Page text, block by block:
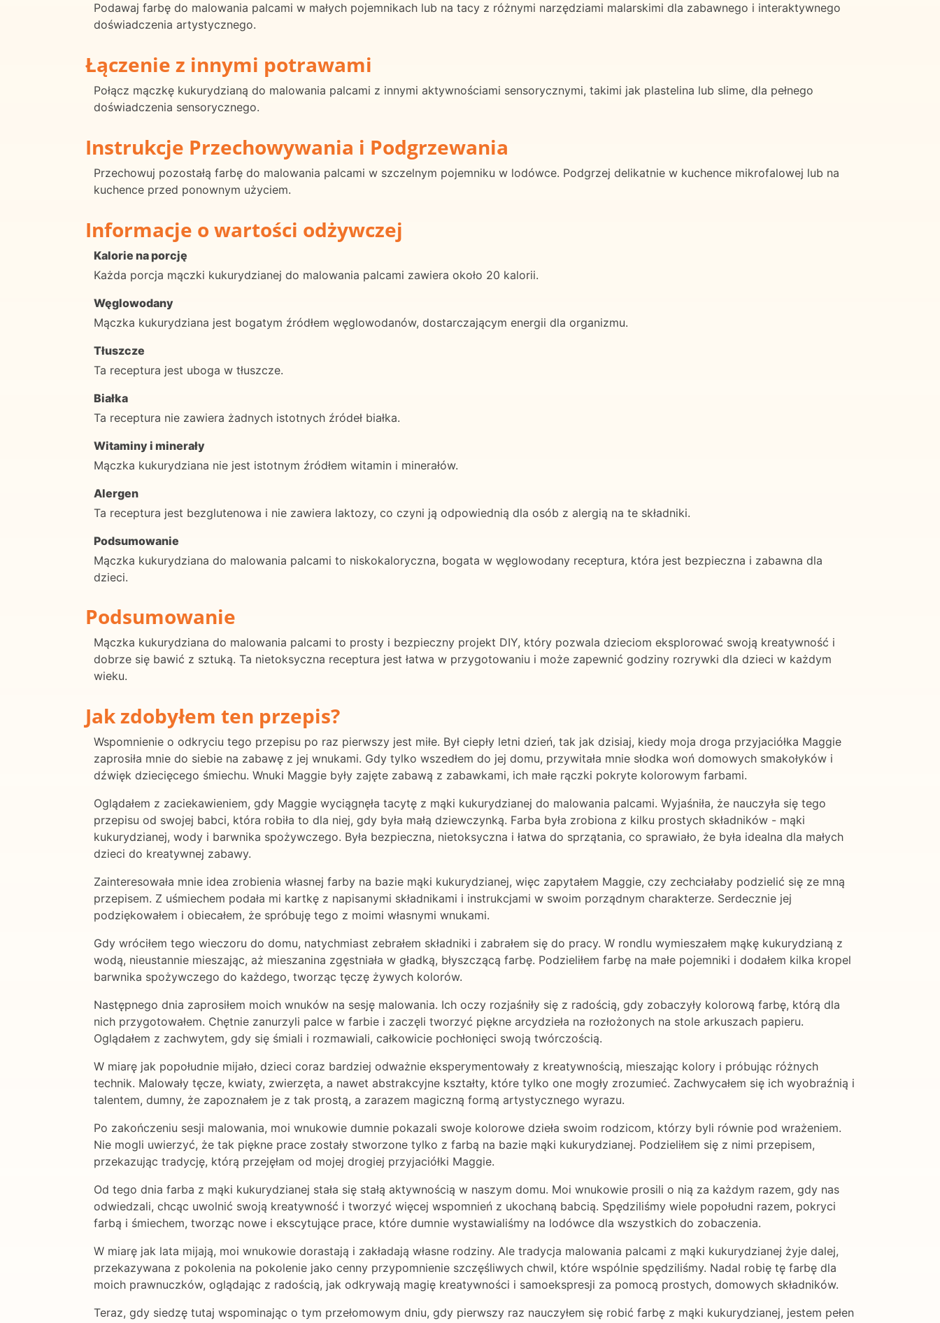
Podawaj farbę do malowania palcami w małych pojemnikach lub na tacy z różnymi narzędziami malarskimi dla zabawnego i interaktywnego
doświadczenia artystycznego.
Łączenie z innymi potrawami
Połącz mączkę kukurydzianą do malowania palcami z innymi aktywnościami sensorycznymi, takimi jak plastelina lub slime, dla pełnego
doświadczenia sensorycznego.
Instrukcje Przechowywania i Podgrzewania
Przechowuj pozostałą farbę do malowania palcami w szczelnym pojemniku w lodówce. Podgrzej delikatnie w kuchence mikrofalowej lub na
kuchence przed ponownym użyciem.
Informacje o wartości odżywczej
Kalorie na porcję
Każda porcja mączki kukurydzianej do malowania palcami zawiera około 20 kalorii.
Węglowodany
Mączka kukurydziana jest bogatym źródłem węglowodanów, dostarczającym energii dla organizmu.
Tłuszcze
Ta receptura jest uboga w tłuszcze.
Białka
Ta receptura nie zawiera żadnych istotnych źródeł białka.
Witaminy i minerały
Mączka kukurydziana nie jest istotnym źródłem witamin i minerałów.
Alergen
Ta receptura jest bezglutenowa i nie zawiera laktozy, co czyni ją odpowiednią dla osób z alergią na te składniki.
Podsumowanie
Mączka kukurydziana do malowania palcami to niskokaloryczna, bogata w węglowodany receptura, która jest bezpieczna i zabawna dla
dzieci.
Podsumowanie
Mączka kukurydziana do malowania palcami to prosty i bezpieczny projekt DIY, który pozwala dzieciom eksplorować swoją kreatywność i
dobrze się bawić z sztuką. Ta nietoksyczna receptura jest łatwa w przygotowaniu i może zapewnić godziny rozrywki dla dzieci w każdym
wieku.
Jak zdobyłem ten przepis?
Wspomnienie o odkryciu tego przepisu po raz pierwszy jest miłe. Był ciepły letni dzień, tak jak dzisiaj, kiedy moja droga przyjaciółka Maggie
zaprosiła mnie do siebie na zabawę z jej wnukami. Gdy tylko wszedłem do jej domu, przywitała mnie słodka woń domowych smakołyków i
dźwięk dziecięcego śmiechu. Wnuki Maggie były zajęte zabawą z zabawkami, ich małe rączki pokryte kolorowym farbami.
Oglądałem z zaciekawieniem, gdy Maggie wyciągnęła tacytę z mąki kukurydzianej do malowania palcami. Wyjaśniła, że nauczyła się tego
przepisu od swojej babci, która robiła to dla niej, gdy była małą dziewczynką. Farba była zrobiona z kilku prostych składników - mąki
kukurydzianej, wody i barwnika spożywczego. Była bezpieczna, nietoksyczna i łatwa do sprzątania, co sprawiało, że była idealna dla małych
dzieci do kreatywnej zabawy.
Zainteresowała mnie idea zrobienia własnej farby na bazie mąki kukurydzianej, więc zapytałem Maggie, czy zechciałaby podzielić się ze mną
przepisem. Z uśmiechem podała mi kartkę z napisanymi składnikami i instrukcjami w swoim porządnym charakterze. Serdecznie jej
podziękowałem i obiecałem, że spróbuję tego z moimi własnymi wnukami.
Gdy wróciłem tego wieczoru do domu, natychmiast zebrałem składniki i zabrałem się do pracy. W rondlu wymieszałem mąkę kukurydzianą z
wodą, nieustannie mieszając, aż mieszanina zgęstniała w gładką, błyszczącą farbę. Podzieliłem farbę na małe pojemniki i dodałem kilka kropel
barwnika spożywczego do każdego, tworząc tęczę żywych kolorów.
Następnego dnia zaprosiłem moich wnuków na sesję malowania. Ich oczy rozjaśniły się z radością, gdy zobaczyły kolorową farbę, którą dla
nich przygotowałem. Chętnie zanurzyli palce w farbie i zaczęli tworzyć piękne arcydzieła na rozłożonych na stole arkuszach papieru.
Oglądałem z zachwytem, gdy się śmiali i rozmawiali, całkowicie pochłonięci swoją twórczością.
W miarę jak popołudnie mijało, dzieci coraz bardziej odważnie eksperymentowały z kreatywnością, mieszając kolory i próbując różnych
technik. Malowały tęcze, kwiaty, zwierzęta, a nawet abstrakcyjne kształty, które tylko one mogły zrozumieć. Zachwycałem się ich wyobraźnią i
talentem, dumny, że zapoznałem je z tak prostą, a zarazem magiczną formą artystycznego wyrazu.
Po zakończeniu sesji malowania, moi wnukowie dumnie pokazali swoje kolorowe dzieła swoim rodzicom, którzy byli równie pod wrażeniem.
Nie mogli uwierzyć, że tak piękne prace zostały stworzone tylko z farbą na bazie mąki kukurydzianej. Podzieliłem się z nimi przepisem,
przekazując tradycję, którą przejęłam od mojej drogiej przyjaciółki Maggie.
Od tego dnia farba z mąki kukurydzianej stała się stałą aktywnością w naszym domu. Moi wnukowie prosili o nią za każdym razem, gdy nas
odwiedzali, chcąc uwolnić swoją kreatywność i tworzyć więcej wspomnień z ukochaną babcią. Spędziliśmy wiele popołudni razem, pokryci
farbą i śmiechem, tworząc nowe i ekscytujące prace, które dumnie wystawialiśmy na lodówce dla wszystkich do zobaczenia.
W miarę jak lata mijają, moi wnukowie dorastają i zakładają własne rodziny. Ale tradycja malowania palcami z mąki kukurydzianej żyje dalej,
przekazywana z pokolenia na pokolenie jako cenny przypomnienie szczęśliwych chwil, które wspólnie spędziliśmy. Nadal robię tę farbę dla
moich prawnuczków, oglądając z radością, jak odkrywają magię kreatywności i samoekspresji za pomocą prostych, domowych składników.
Teraz, gdy siedzę tutaj wspominając o tym przełomowym dniu, gdy pierwszy raz nauczyłem się robić farbę z mąki kukurydzianej, jestem pełen